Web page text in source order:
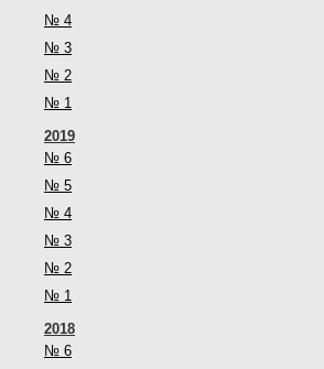
№ 4
№ 3
№ 2
№ 1
2019
№ 6
№ 5
№ 4
№ 3
№ 2
№ 1
2018
№ 6